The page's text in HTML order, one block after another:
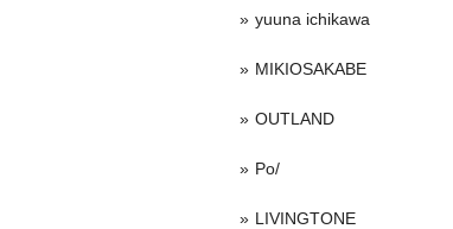
yuuna ichikawa
MIKIOSAKABE
OUTLAND
Po/
LIVINGTONE